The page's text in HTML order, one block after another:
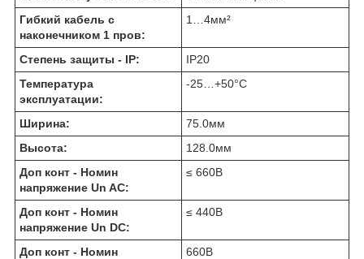
Гибкий кабель с
наконечником 1 пров:
1…4мм²
Степень защиты - IP:
IP20
Температура
эксплуатации:
-25…+50°C
Ширина: 75.0мм
Высота:
128.0мм
Доп конт - Номин
напряжение Un AC:
≤ 660В
Доп конт - Номин
напряжение Un DC:
≤ 440В
Доп конт - Номин
660В